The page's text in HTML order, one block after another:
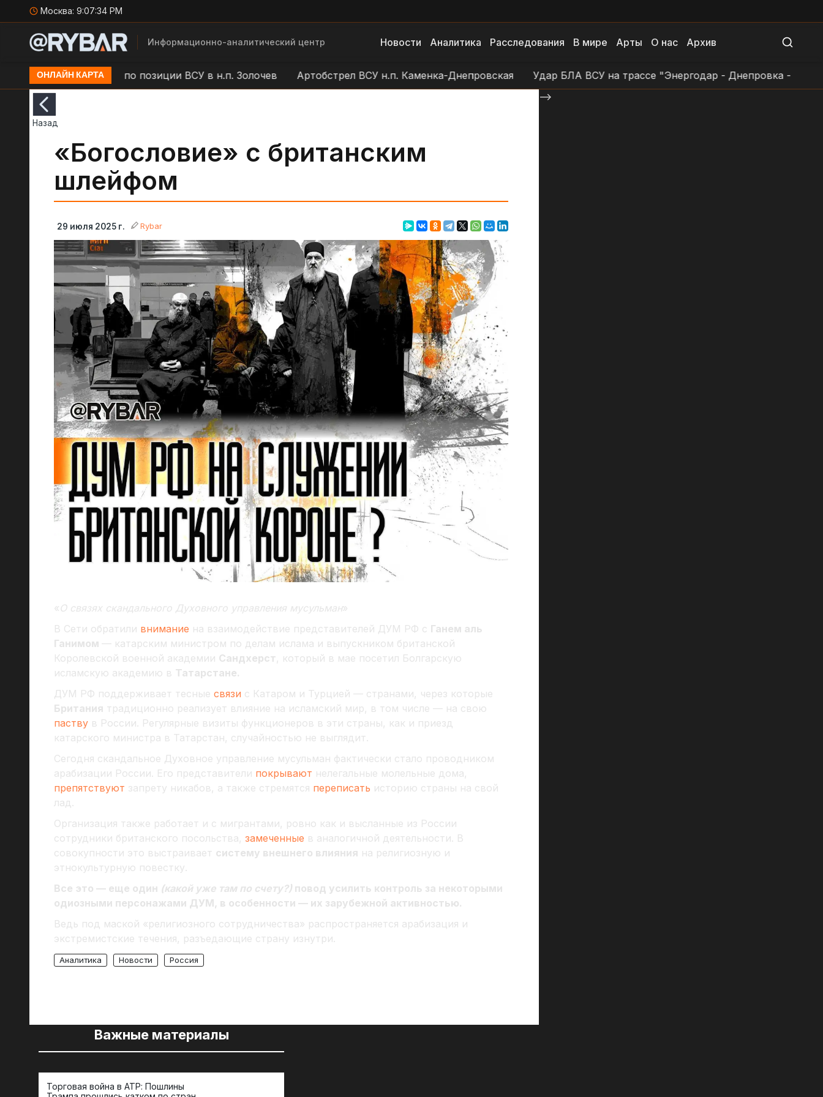
Москва: 9:07:35 PM
Информационно-аналитический центр Новости Аналитика Расследования В мире Арты О нас Архив
ОНЛАЙН КАРТА
БЛА "Молния" по позиции ВСУ в н.п. Золочев Артобстрел ВСУ н.п. Каменка-Днепровская Удар БЛА ВСУ на трассе "Энергодар - Днепровка -
Назад
«Богословие» с британским
шлейфом
29 июля 2025 г. Rybar
« О связях скандального Духовного управления мусульман»
В Сети обратили внимание на взаимодействие представителей ДУМ РФ с Ганем аль
Ганимом — катарским министром по делам ислама и выпускником британской
Королевской военной академии Сандхерст, который в мае посетил Болгарскую
исламскую академию в Татарстане.
ДУМ РФ поддерживает тесные связи с Катаром и Турцией — странами, через которые
Британия традиционно реализует влияние на исламский мир, в том числе — на свою
паству в России. Регулярные визиты функционеров в эти страны, как и приезд
катарского министра в Татарстан, случайностью не выглядит.
Сегодня скандальное Духовное управление мусульман фактически стало проводником
арабизации России. Его представители покрывают нелегальные молельные дома,
препятствуют запрету никабов, а также стремятся переписать историю страны на свой
лад.
Организация также работает и с мигрантами, ровно как и высланные из России
сотрудники британского посольства, замеченные в аналогичной деятельности. В
совокупности это выстраивает систему внешнего влияния на религиозную и
этнокультурную повестку.
Все это — еще один (какой уже там по счету?) повод усилить контроль за некоторыми
одиозными персонажами ДУМ, в особенности — их зарубежной активностью.
Ведь под маской «религиозного сотрудничества» распространяется арабизация и
экстремистские течения, разъедающие страну изнутри.
Аналитика Новости Россия
-->
Важные материалы
Торговая война в АТР: Пошлины